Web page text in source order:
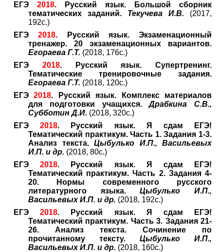
ЕГЭ 2018. Русский язык. Большой сборник
тематических заданий. Текучева И.В. (2017,
192с.)
ЕГЭ2018. Русский язык. Экзаменационный
тренажер. 20 экзаменационных вариантов.
Егораева Г.Т. (2018, 176с.)
ЕГЭ 2018. Русский язык. Супертренинг.
Тематические тренировочные задания.
Егораева Г.Т. (2018, 120с.)
ЕГЭ2018. Русский язык. Комплекс материалов
для подготовки учащихся.Драбкина С.В.,
Субботин Д.И. (2018, 320с.)
ЕГЭ2018. Русский язык. Я сдам ЕГЭ!
Тематический практикум. Часть 1. Задания 1-3.
Анализ текста. Цыбулько И.П., Васильевых
И.П. и др. (2018, 80с.)
ЕГЭ2018. Русский язык. Я сдам ЕГЭ!
Тематический практикум. Часть 2. Задания 4-
20. Нормы современного русского
литературного языка.Цыбулько И.П.,
Васильевых И.П. и др. (2018, 192с.)
ЕГЭ2018. Русский язык. Я сдам ЕГЭ!
Тематический практикум. Часть 3. Задания 21-
26. Анализ текста. Сочинение по
прочитанному тексту. Цыбулько И.П.,
Васильевых И.П. и др. (2018, 160с.)